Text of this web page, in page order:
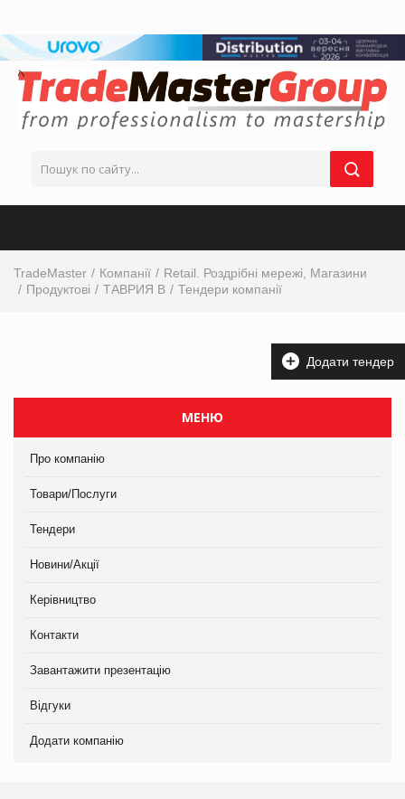
TradeMaster Компанії
Retail. Роздрібні мережі, Магазини
Продуктові
ТАВРИЯ В Тендери компанії
Додати тендер
МЕНЮ
Про компанію
Товари/Послуги
Тендери
Новини/Акції
Керівництво
Контакти
Завантажити презентацію
Відгуки
Додати компанію